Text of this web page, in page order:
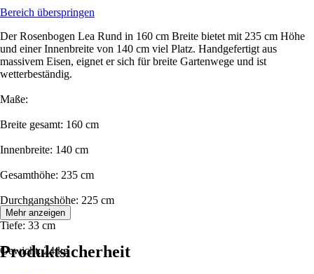
Bereich überspringen
Der Rosenbogen Lea Rund in 160 cm Breite bietet mit 235 cm Höhe
und einer Innenbreite von 140 cm viel Platz. Handgefertigt aus
massivem Eisen, eignet er sich für breite Gartenwege und ist
wetterbeständig.
Maße:
Breite gesamt: 160 cm
Innenbreite: 140 cm
Gesamthöhe: 235 cm
Durchgangshöhe: 225 cm
Tiefe: 33 cm
Gewicht: 24 kg
Mehr anzeigen
Produktsicherheit